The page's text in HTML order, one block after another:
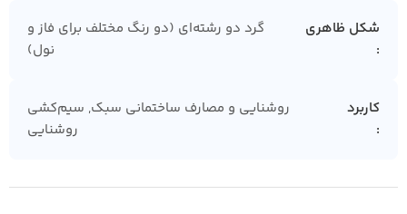
شکل ظاهری
گرد دو رشته‌ای (دو رنگ مختلف برای فاز و
نول)
کاربرد
روشنایی و مصارف ساختمانی سبک, سیم‌کشی
روشنایی